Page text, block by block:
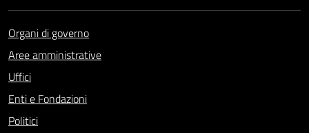
Organi di governo
Aree amministrative
Uffici
Enti e Fondazioni
Politici